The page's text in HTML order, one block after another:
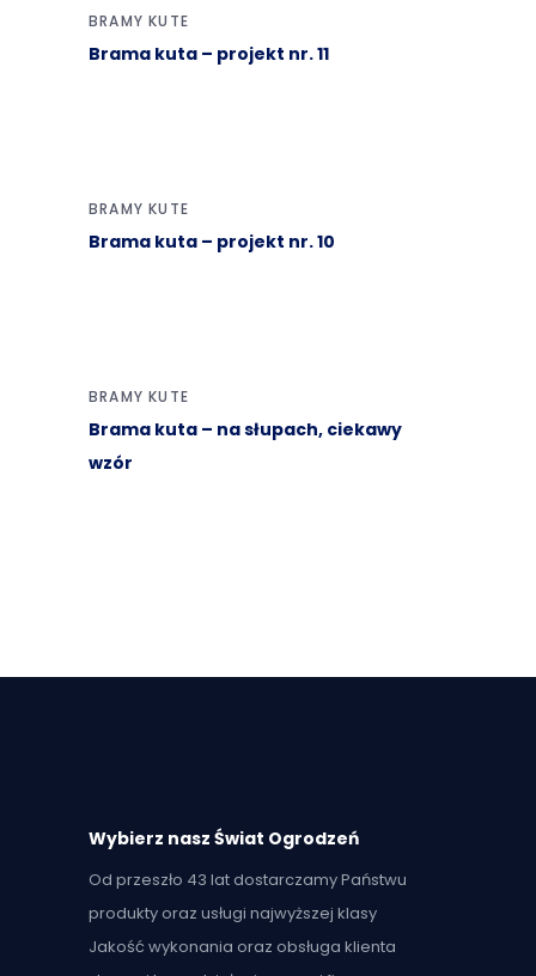
BRAMY KUTE
Brama kuta – projekt nr. 11
BRAMY KUTE
Brama kuta – projekt nr. 10
BRAMY KUTE
Brama kuta – na słupach, ciekawy
wzór
Wybierz nasz Świat Ogrodzeń
Od przeszło 43 lat dostarczamy Państwu
produkty oraz usługi najwyższej klasy
Jakość wykonania oraz obsługa klienta